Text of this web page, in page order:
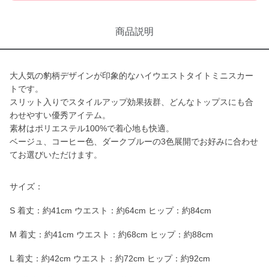
商品説明
大人気の豹柄デザインが印象的なハイウエストタイトミニスカー
トです。
スリット入りでスタイルアップ効果抜群、どんなトップスにも合
わせやすい優秀アイテム。
素材はポリエステル100%で着心地も快適。
ベージュ、コーヒー色、ダークブルーの3色展開でお好みに合わせ
てお選びいただけます。
サイズ：
S 着丈：約41cm ウエスト：約64cm ヒップ：約84cm
M 着丈：約41cm ウエスト：約68cm ヒップ：約88cm
L 着丈：約42cm ウエスト：約72cm ヒップ：約92cm